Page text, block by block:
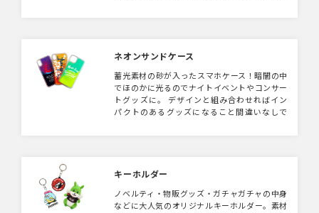
ネオンサンドケース
蓄光素材の砂が入ったスマホケース！暗闇の中
でほのかに光るのでナイトイベントやコンサー
トグッズに。 デザインと組み合わせればイン
パクトのあるグッズになること間違いなしで
キーホルダー
ノベルティ・物販グッズ・ガチャガチャの中身
などに大人気のオリジナルキーホルダー。素材